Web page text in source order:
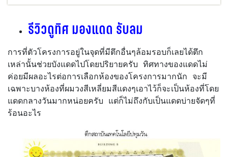
รีวิวดูทิศ มองแดด รับลม
การที่ตัวโครงการอยู่ในจุดที่มีตึกอื่นๆล้อมรอบก็เลยได้ตึก
เหล่านั้นช่วยบังแดดไปโดยปริยายครับ ทิศทางของแดดไม่
ค่อยมีผลอะไรต่อการเลือกห้องของโครงการมากนัก จะมี
เฉพาะบางห้องที่ผมวงสีเหลี่ยมสีแดงๆเอาไว้ก็จะเป็นห้องที่โดย
แดดกลางวันมากหน่อยครับ แต่ก็ไม่ถึงกับเป็นแดดบ่ายจัดๆที่
ร้อนอะไร